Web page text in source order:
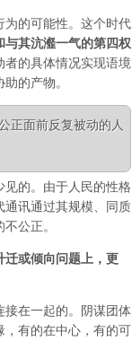
为的可能性。这个时代
与其沆瀣一气的第四权
的具体情况实现语境
的产物。
正面前反复被动的人
的。由于人民的性格
通讯通过其规模、同质
公正。
迁或倾向问题上，更
接在一起的。阴谋团体
，有的在中心，有的可